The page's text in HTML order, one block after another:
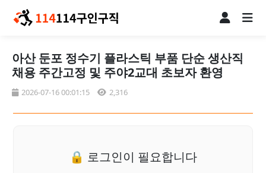
아산 둔포 정수기 플라스틱 부품 단순 생산직
채용 주간고정 및 주야2교대 초보자 환영
2026-07-16 00:01:15 2,316
🔒 로그인이 필요합니다